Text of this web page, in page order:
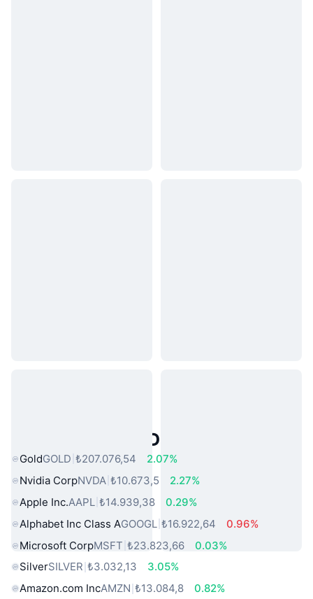
Popüler Gerçek Dünya Varlıkları
GoldGOLD ₺207.076,54
2.07%
Nvidia CorpNVDA ₺10.673,5
2.27%
Apple Inc.AAPL ₺14.939,38
0.29%
Alphabet Inc Class AGOOGL ₺16.922,64
0.96%
Microsoft CorpMSFT ₺23.823,66
0.03%
SilverSILVER ₺3.032,13
3.05%
Amazon.com IncAMZN ₺13.084,8 0.82%